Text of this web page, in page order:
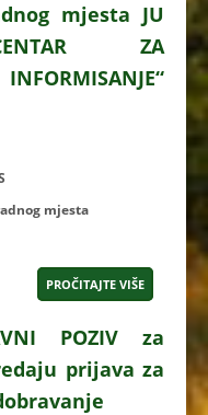
mjesta JU
ZA
mjesta
PROČITAJTE VIŠE
POZIV za
prijava za